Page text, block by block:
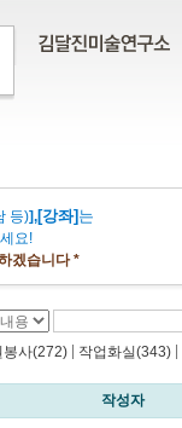
등)],[강좌] 는
요!
겠습니다 *
봉사(272) 작업화실(343)
작성자